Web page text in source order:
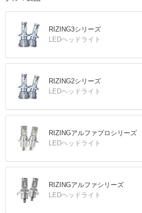
RIZING3シリーズ
LEDヘッドライト
RIZING2シリーズ
LEDヘッドライト
RIZINGアルファプロシリーズ
LEDヘッドライト
RIZINGアルファシリーズ
LEDヘッドライト